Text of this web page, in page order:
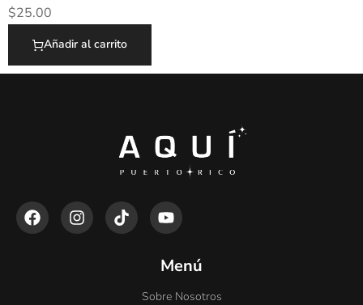
$25.00
Añadir al carrito
Menú
Sobre Nosotros